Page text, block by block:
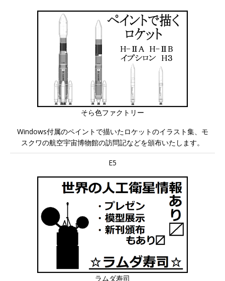
そら色ファクトリー
Windows付属のペイントで描いたロケットのイラスト集、モ
スクワの航空宇宙博物館の訪問記などを頒布いたします。
E5
ラムダ寿司